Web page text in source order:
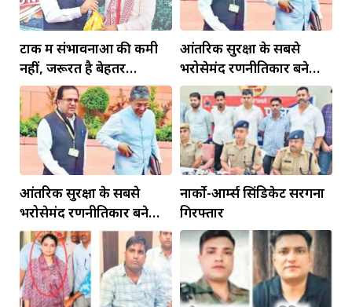
टोंक में संभावनाओं की कमी
नहीं, जरूरत है बेहतर
इंफ्रास्ट्रक्चर की
आंतरिक सुरक्षा के सबसे
भरोसेमंद रणनीतिकार बने
रहेंगे गोविंद मोहन
आंतरिक सुरक्षा के सबसे
भरोसेमंद रणनीतिकार बने
रहेंगे गोविंद मोहन
नार्को-आर्म्स सिंडिकेट सरगना
गिरफ्तार